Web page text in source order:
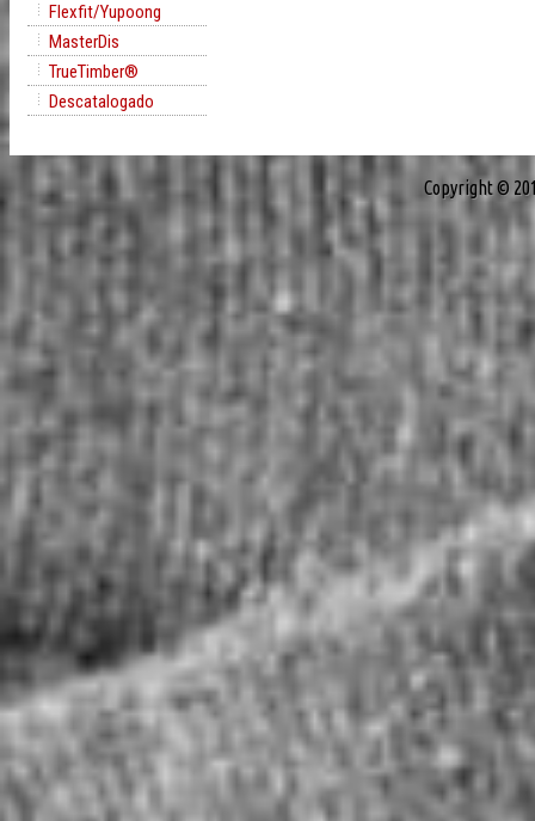
Flexfit/Yupoong
MasterDis
TrueTimber®
Descatalogado
Copyright ©